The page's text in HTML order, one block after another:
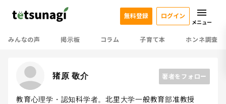
みんなの声 掲示板 コラム 子育て本 ホンネ調査
無料登録 ログイン
メニュー
猪原 敬介 著者をフォロー
教育心理学・認知科学者。北里大学一般教育部准教授